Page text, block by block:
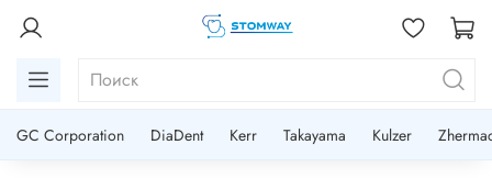
GC Corporation DiaDent Kerr Takayama Kulzer